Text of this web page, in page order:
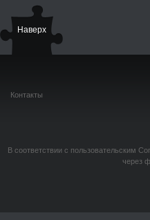
Наверх
Контакты
В соответствии с пользовательским
через